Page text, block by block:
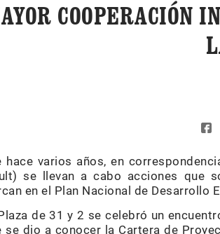
COOPERACIÓN
hace varios años, en
se llevan a cabo acciones que
en el Plan Nacional de Desarrollo
de 31 y 2 se celebró un
se dio a conocer la Cartera de